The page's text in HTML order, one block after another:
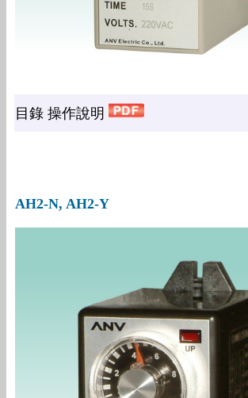
目錄 操作說明
AH2-N, AH2-Y